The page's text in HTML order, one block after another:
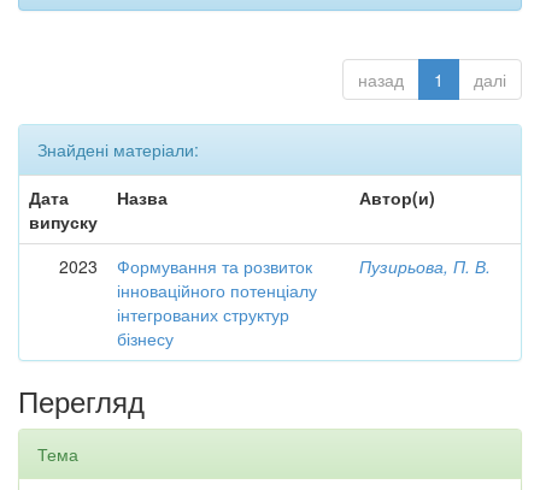
назад 1 далі
Знайдені матеріали:
Дата
випуску
Назва Автор(и)
2023
Формування та розвиток
інноваційного потенціалу
інтегрованих структур
бізнесу
Пузирьова, П. В.
Перегляд
Тема